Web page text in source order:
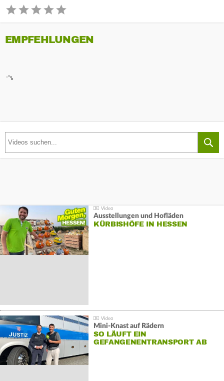
EMPFEHLUNGEN
Ausstellungen und Hofläden
KÜRBISHÖFE IN HESSEN
Mini-Knast auf Rädern
SO LÄUFT EIN
GEFANGENENTRANSPORT AB